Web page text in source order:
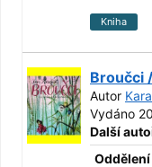
Kniha
Broučci /
Autor
Vydáno
Další
Oddělení